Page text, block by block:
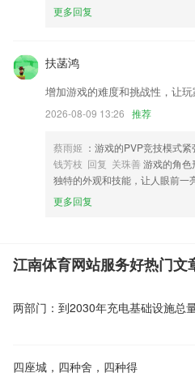
更多回复
扶菡鸿
增加游戏的难度和挑战性，让玩
2026-08-09 13:26 推荐
蔡雨姬 ：游戏的PVP竞技模式
钱芳枝 回复 关珠善 游戏的角色
独特的外观和技能，让人眼前一
更多回复
江南体育网站服务好热门文
四座城，四种舍，四种得